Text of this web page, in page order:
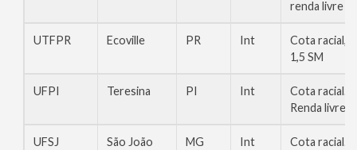
renda livre
UTFPR Ecoville PR Int
Cota racial,
1,5 SM
UFPI Teresina PI Int
Cota racial.
Renda livre
UFSJ
São João
MG Int
Cota racial.